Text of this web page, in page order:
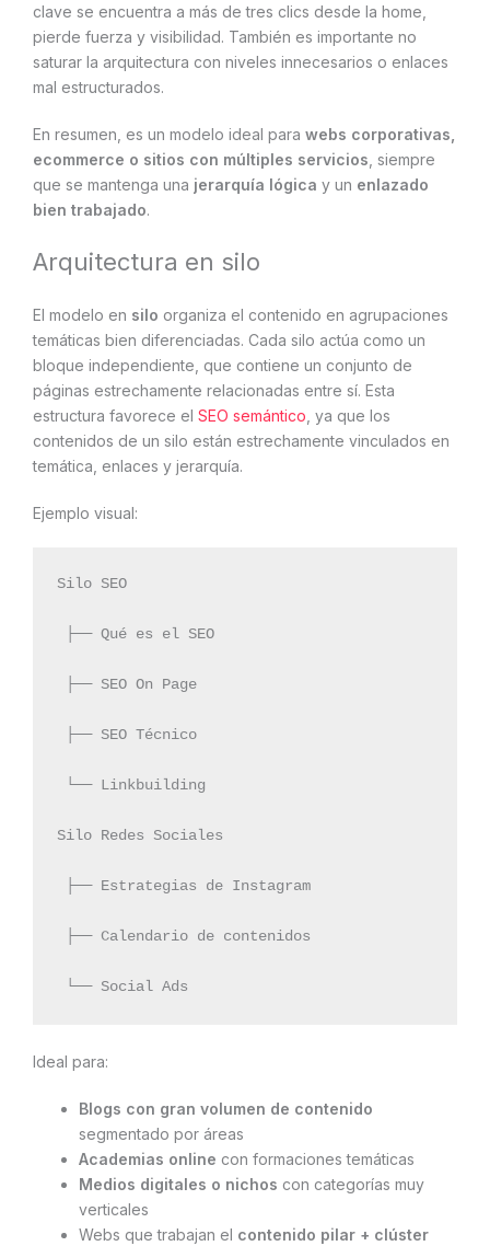
clave se encuentra a más de tres clics desde la home,
pierde fuerza y visibilidad. También es importante no
saturar la arquitectura con niveles innecesarios o enlaces
mal estructurados.
En resumen, es un modelo ideal para webs corporativas,
ecommerce o sitios con múltiples servicios , siempre
que se mantenga una jerarquía lógica y un enlazado
bien trabajado.
Arquitectura en silo
El modelo en silo organiza el contenido en agrupaciones
temáticas bien diferenciadas. Cada silo actúa como un
bloque independiente, que contiene un conjunto de
páginas estrechamente relacionadas entre sí. Esta
estructura favorece el SEO semántico , ya que los
contenidos de un silo están estrechamente vinculados en
temática, enlaces y jerarquía.
Ejemplo visual:
Silo SEO
├── Qué es el SEO
├── SEO On Page
├── SEO Técnico
└── Linkbuilding
Silo Redes Sociales
├── Estrategias de Instagram
├── Calendario de contenidos
└── Social Ads
Ideal para:
Blogs con gran volumen de contenido
segmentado por áreas
Academias online con formaciones temáticas
Medios digitales o nichos con categorías muy
verticales
Webs que trabajan el contenido pilar + clúster